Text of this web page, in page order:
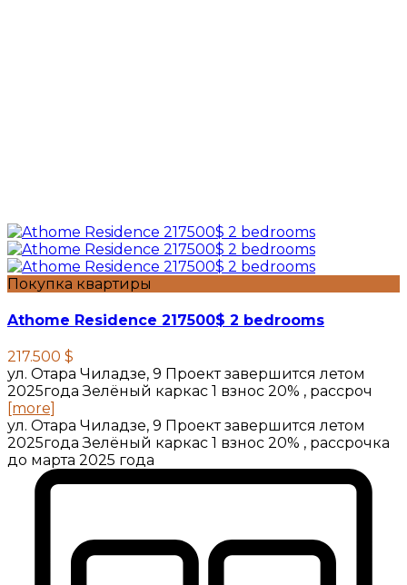
Покупка квартиры
Athome Residence 217500$ 2 bedrooms
217.500 $
ул. Отара Чиладзе, 9 Проект завершится летом
2025года Зелёный каркас 1 взнос 20% , рассроч
[more]
ул. Отара Чиладзе, 9 Проект завершится летом
2025года Зелёный каркас 1 взнос 20% , рассрочка
до марта 2025 года